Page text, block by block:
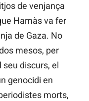
de venjança
Hamàs va fer
de Gaza. No
mesos, per
discurs, el
genocidi en
morts,